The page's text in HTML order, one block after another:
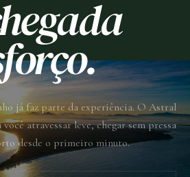
já faz parte da experiência. O Astral
atravessar leve, chegar sem pressa
desde o primeiro minuto.